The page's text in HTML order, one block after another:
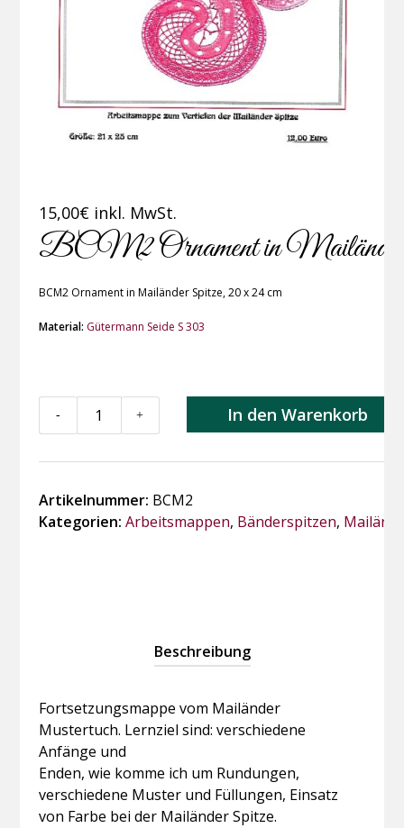
15,00€ inkl. MwSt.
BCM2 Ornament in
BCM2 Ornament in Mailänder Spitze, 20 x 24 cm
Material: Gütermann Seide S 303
Ornament
Spitze
Menge
- + In den Warenkorb
Artikelnummer: BCM2
Kategorien: Arbeitsmappen, Bänderspitzen,
Beschreibung
Fortsetzungsmappe vom Mailänder
Mustertuch. Lernziel sind: verschiedene
Anfänge und
Enden, wie komme ich um Rundungen,
verschiedene Muster und Füllungen, Einsatz
von Farbe bei der Mailänder Spitze.